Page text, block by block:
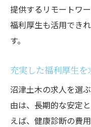
提供するリモートワ
福利厚生も活用でき
す。
充実した福利厚生を
沼津土木の求人を選
由は、長期的な安定
えば、健康診断の費